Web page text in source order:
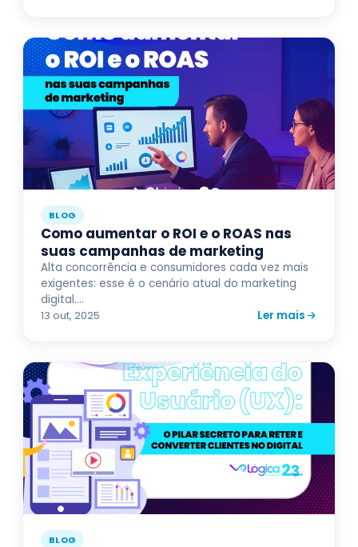
BLOG
Como aumentar o ROI e o ROAS nas
suas campanhas de marketing
Alta concorrência e consumidores cada vez mais
exigentes: esse é o cenário atual do marketing
digital....
13 out, 2025
Ler mais
BLOG